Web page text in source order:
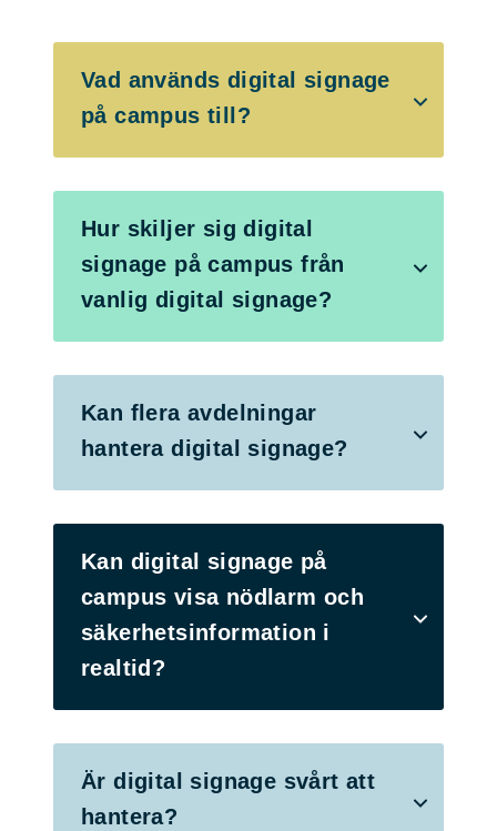
Vad används digital signage
på campus till?
Hur skiljer sig digital
signage på campus från
vanlig digital signage?
Kan flera avdelningar
hantera digital signage?
Kan digital signage på
campus visa nödlarm och
säkerhetsinformation i
realtid?
Är digital signage svårt att
hantera?